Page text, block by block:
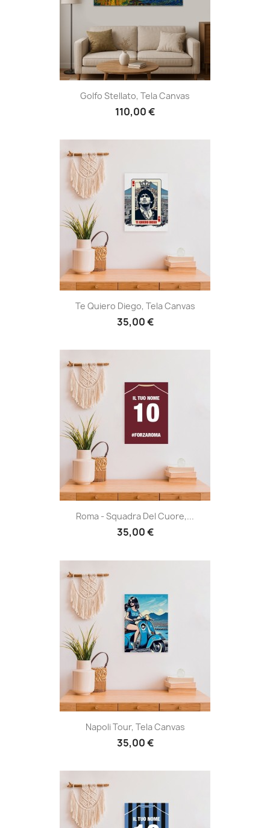
Golfo Stellato, Tela Canvas
110,00 €
Te Quiero Diego, Tela Canvas
35,00 €
Roma - Squadra Del Cuore,...
35,00 €
Napoli Tour, Tela Canvas
35,00 €